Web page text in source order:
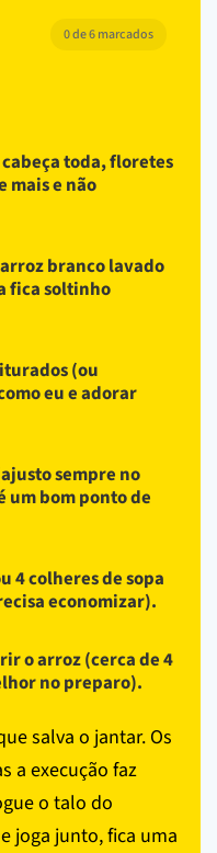
0 de 6 marcados
toda, floretes
mais e não
branco lavado
fica soltinho
(ou
eu e adorar
sempre no
um bom ponto de
4 colheres de sopa
economizar).
o arroz (cerca de 4
no preparo).
salva o jantar. Os
a execução faz
o talo do
joga junto, fica uma